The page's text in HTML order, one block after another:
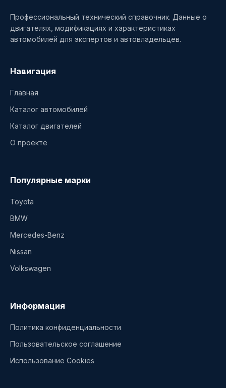
Профессиональный технический справочник. Данные о
двигателях, модификациях и характеристиках
автомобилей для экспертов и автовладельцев.
Навигация
Главная
Каталог автомобилей
Каталог двигателей
О проекте
Популярные марки
Toyota
BMW
Mercedes-Benz
Nissan
Volkswagen
Информация
Политика конфиденциальности
Пользовательское соглашение
Использование Cookies